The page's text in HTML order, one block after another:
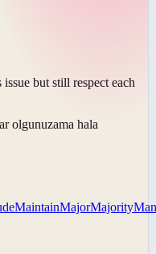
but still respect each
olgunuzama hala
MaintainMajorMajority